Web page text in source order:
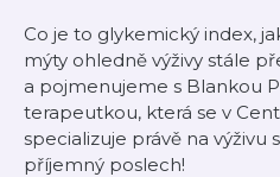
Co je to glykemický index,
mýty ohledně výživy stále
a pojmenujeme s Blankou
terapeutkou, která se v
specializuje právě na
příjemný poslech!